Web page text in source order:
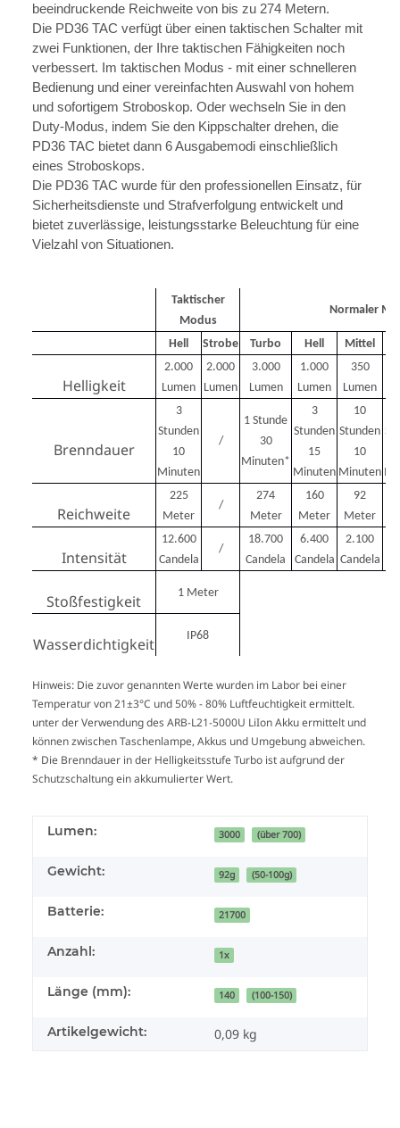
beeindruckende Reichweite von bis zu 274 Metern.
Die PD36 TAC verfügt über einen taktischen Schalter mit
zwei Funktionen, der Ihre taktischen Fähigkeiten noch
verbessert. Im taktischen Modus - mit einer schnelleren
Bedienung und einer vereinfachten Auswahl von hohem
und sofortigem Stroboskop. Oder wechseln Sie in den
Duty-Modus, indem Sie den Kippschalter drehen, die
PD36 TAC bietet dann 6 Ausgabemodi einschließlich
eines Stroboskops.
Die PD36 TAC wurde für den professionellen Einsatz, für
Sicherheitsdienste und Strafverfolgung entwickelt und
bietet zuverlässige, leistungsstarke Beleuchtung für eine
Vielzahl von Situationen.
Taktischer
Modus
Normaler
Hell Strobe Turbo Hell Mittel
Helligkeit
2.000
Lumen
2.000
Lumen
3.000
Lumen
1.000
Lumen
350
Lumen
Brenndauer
3
Stunden
10
Minuten
/
1 Stunde
30
Minuten*
3
Stunden
15
Minuten
10
Stunden
10
Minuten
Reichweite
225
Meter
/
274
Meter
160
Meter
92
Meter
Intensität
12.600
Candela
/
18.700
Candela
6.400
Candela
2.100
Candela
Stoßfestigkeit 1 Meter
Wasserdichtigkeit IP68
Hinweis: Die zuvor genannten Werte wurden im Labor bei einer
Temperatur von 21±3°C und 50% - 80% Luftfeuchtigkeit ermittelt.
unter der Verwendung des ARB-L21-5000U LiIon Akku ermittelt und
können zwischen Taschenlampe, Akkus und Umgebung abweichen.
* Die Brenndauer in der Helligkeitsstufe Turbo ist aufgrund der
Schutzschaltung ein akkumulierter Wert.
Lumen: 3000 (über 700)
Gewicht: 92g (50-100g)
Batterie: 21700
Anzahl: 1x
Länge (mm): 140 (100-150)
Artikelgewicht: 0,09 kg